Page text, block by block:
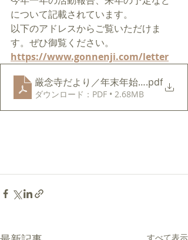
について記載されています。
以下のアドレスからご覧いただけま
す。ぜひ御覧ください。​
https://www.gonnenji.com/letter
厳念寺だより／年末年始2021
.pdf
ダウンロード：PDF • 2.68MB
すべて表示